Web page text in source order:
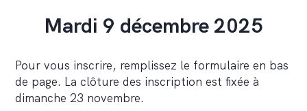
Mardi 9 décembre 2025
Pour vous inscrire, remplissez le formulaire en bas
de page. La clôture des inscription est fixée à
dimanche 23 novembre.